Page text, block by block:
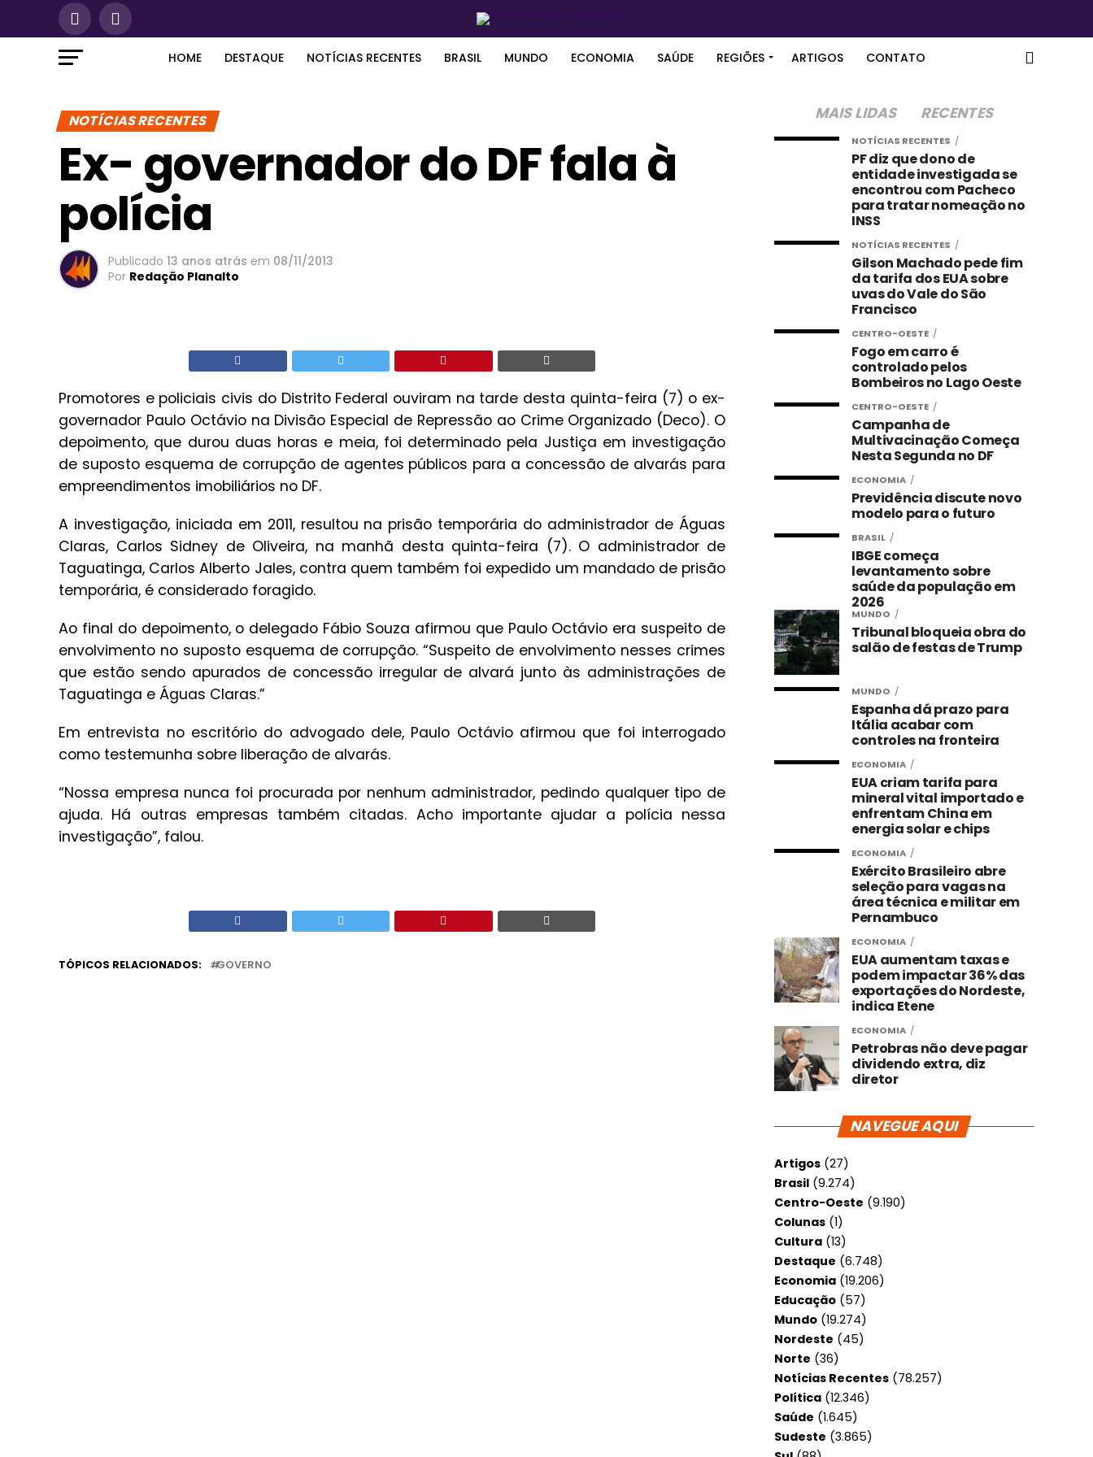
HOME DESTAQUE NOTÍCIAS RECENTES BRASIL MUNDO ECONOMIA SAÚDE REGIÕES ARTIGOS CONTATO
NOTÍCIAS RECENTES
Ex- governador do DF fala à
polícia
Publicado 13 anos atrás em 08/11/2013
Por Redação Planalto
Promotores e policiais civis do Distrito Federal ouviram na tarde desta quinta-feira (7) o ex-
governador Paulo Octávio na Divisão Especial de Repressão ao Crime Organizado (Deco). O
depoimento, que durou duas horas e meia, foi determinado pela Justiça em investigação
de suposto esquema de corrupção de agentes públicos para a concessão de alvarás para
empreendimentos imobiliários no DF.
A investigação, iniciada em 2011, resultou na prisão temporária do administrador de Águas
Claras, Carlos Sidney de Oliveira, na manhã desta quinta-feira (7). O administrador de
Taguatinga, Carlos Alberto Jales, contra quem também foi expedido um mandado de prisão
temporária, é considerado foragido.
Ao final do depoimento, o delegado Fábio Souza afirmou que Paulo Octávio era suspeito de
envolvimento no suposto esquema de corrupção. “Suspeito de envolvimento nesses crimes
que estão sendo apurados de concessão irregular de alvará junto às administrações de
Taguatinga e Águas Claras.”
Em entrevista no escritório do advogado dele, Paulo Octávio afirmou que foi interrogado
como testemunha sobre liberação de alvarás.
“Nossa empresa nunca foi procurada por nenhum administrador, pedindo qualquer tipo de
ajuda. Há outras empresas também citadas. Acho importante ajudar a polícia nessa
investigação”, falou.
TÓPICOS RELACIONADOS: GOVERNO
MAIS LIDAS RECENTES
NOTÍCIAS RECENTES
PF diz que dono de
entidade investigada se
encontrou com Pacheco
para tratar nomeação no
INSS
NOTÍCIAS RECENTES
Gilson Machado pede fim
da tarifa dos EUA sobre
uvas do Vale do São
Francisco
CENTRO-OESTE
Fogo em carro é
controlado pelos
Bombeiros no Lago Oeste
CENTRO-OESTE
Campanha de
Multivacinação Começa
Nesta Segunda no DF
ECONOMIA
Previdência discute novo
modelo para o futuro
BRASIL
IBGE começa
levantamento sobre
saúde da população em
2026
MUNDO
Tribunal bloqueia obra do
salão de festas de Trump
MUNDO
Espanha dá prazo para
Itália acabar com
controles na fronteira
ECONOMIA
EUA criam tarifa para
mineral vital importado e
enfrentam China em
energia solar e chips
ECONOMIA
Exército Brasileiro abre
seleção para vagas na
área técnica e militar em
Pernambuco
ECONOMIA
EUA aumentam taxas e
podem impactar 36% das
exportações do Nordeste,
indica Etene
ECONOMIA
Petrobras não deve pagar
dividendo extra, diz
diretor
NAVEGUE AQUI
Artigos (27)
Brasil (9.274)
Centro-Oeste (9.190)
Colunas (1)
Cultura (13)
Destaque (6.748)
Economia (19.206)
Educação (57)
Mundo (19.274)
Nordeste (45)
Norte (36)
Notícias Recentes (78.257)
Política (12.346)
Saúde (1.645)
Sudeste (3.865)